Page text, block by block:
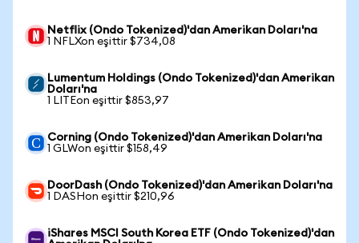
Netflix (Ondo Tokenized)'dan Amerikan Doları'na
1 NFLXon eşittir $734,08
Lumentum Holdings (Ondo Tokenized)'dan Amerikan
Doları'na
1 LITEon eşittir $853,97
Corning (Ondo Tokenized)'dan Amerikan Doları'na
1 GLWon eşittir $158,49
DoorDash (Ondo Tokenized)'dan Amerikan Doları'na
1 DASHon eşittir $210,96
iShares MSCI South Korea ETF (Ondo Tokenized)'dan